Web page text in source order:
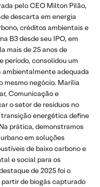
pelo CEO Milton Pilão,
descarta em energia
créditos ambientais e
B3 desde seu IPO, em
mais de 25 anos de
período, consolidou um
ambientalmente adequada
mesmo negócio. Marília
Comunicação e
o setor de resíduos no
energética define
prática, demonstramos
em soluções
de baixo carbono e
e social para os
de 2025 foi o
de biogás capturado